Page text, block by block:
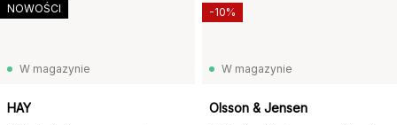
W magazynie
HAY
NOWOŚCI
W magazynie
Olsson & Jensen
-10%